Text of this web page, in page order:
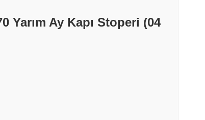
Yarım Ay Kapı Stoperi (04